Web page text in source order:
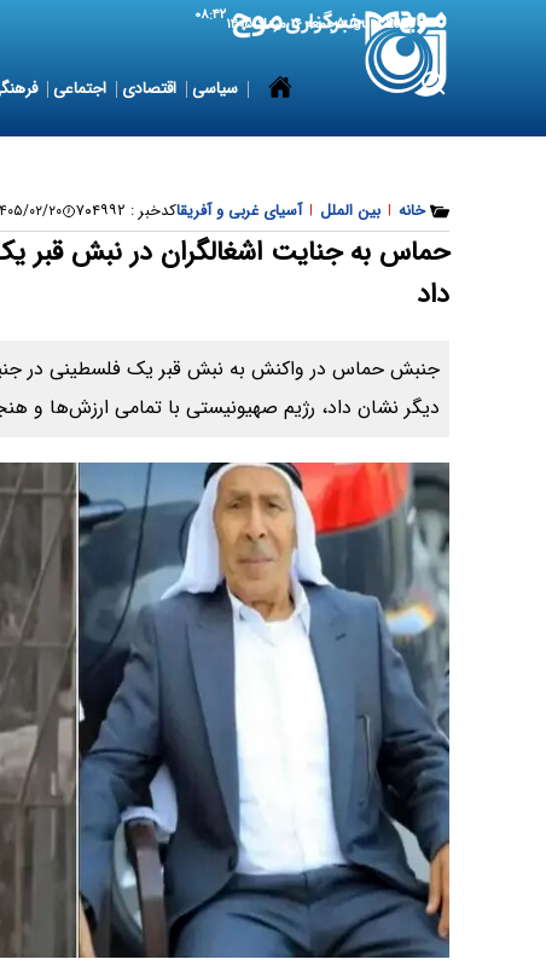
7 August 2026 جمعه ۱۶ مرداد ۱۴۰۵ ۰۸:۴۲
سیاسی اقتصادی اجتماعی
خانه | بین الملل | آسیای غربی و آفریقاکدخبر : ۷۰۴۹۹۲ ۱۴۰۵/۰۲/۲۰
حماس به جنایت اشغالگران در نبش قبر
داد
جنبش حماس در واکنش به نبش قبر یک فلسطینی در
دیگر نشان داد، رژیم صهیونیستی با تمامی ارزش‌ها و